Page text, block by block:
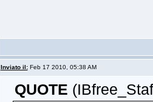
Inviato il:Feb 17 2010, 05:38 AM
QUOTE